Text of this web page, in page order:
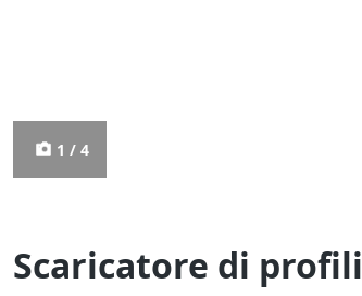
1 / 4
Scaricatore di profili